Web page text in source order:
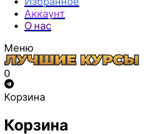
Аккаунт
О нас
Меню
0
Корзина
Корзина